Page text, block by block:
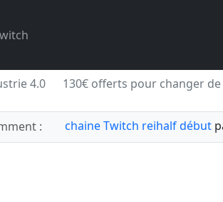
4.0
130€ offerts pour changer
: chaine Twitch reihalf début